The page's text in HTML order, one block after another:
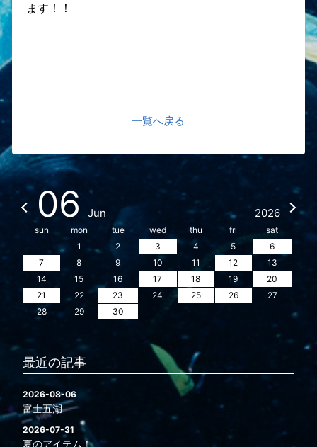
ます！！
一覧へ戻る
06 Jun 2026
sun mon tue wed thu fri
sat
1
2 3 4 5
6
7
8 9 10 11 12
13
14
15 16 17 18 19
20
21
22 23 24 25 26
27
28
29 30
最近の記事
2026-08-06
富士五湖
2026-07-31
夏のアイテム！